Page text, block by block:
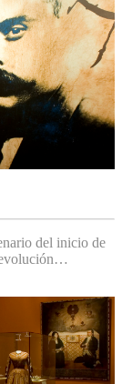
del inicio de